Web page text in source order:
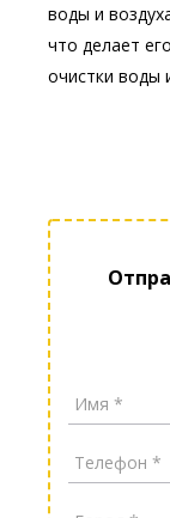
воды и
что делает
очистки воды